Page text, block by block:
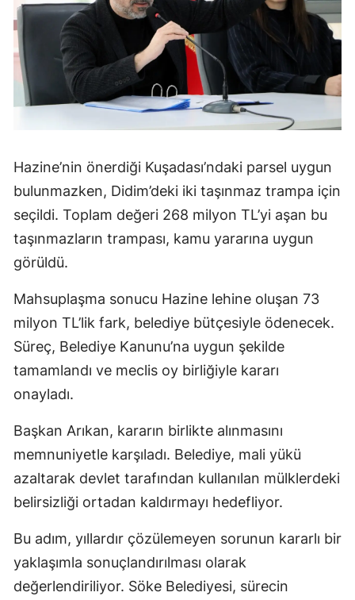
Hazine’nin önerdiği Kuşadası’ndaki parsel uygun
bulunmazken, Didim’deki iki taşınmaz trampa için
seçildi. Toplam değeri 268 milyon TL’yi aşan bu
taşınmazların trampası, kamu yararına uygun
görüldü.
Mahsuplaşma sonucu Hazine lehine oluşan 73
milyon TL’lik fark, belediye bütçesiyle ödenecek.
Süreç, Belediye Kanunu’na uygun şekilde
tamamlandı ve meclis oy birliğiyle kararı
onayladı.
Başkan Arıkan, kararın birlikte alınmasını
memnuniyetle karşıladı. Belediye, mali yükü
azaltarak devlet tarafından kullanılan mülklerdeki
belirsizliği ortadan kaldırmayı hedefliyor.
Bu adım, yıllardır çözülemeyen sorunun kararlı bir
yaklaşımla sonuçlandırılması olarak
değerlendiriliyor. Söke Belediyesi, sürecin